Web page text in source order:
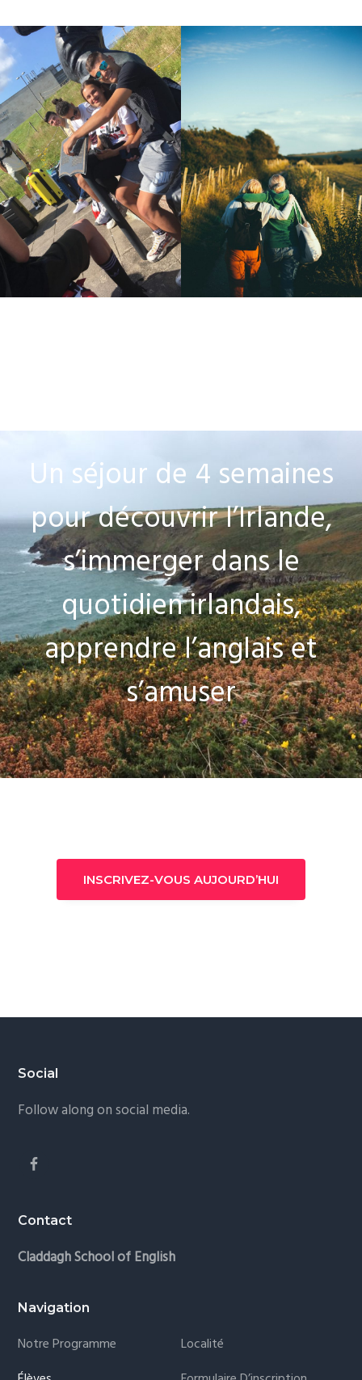
Un séjour de 4 semaines
pour découvrir l’Irlande,
s’immerger dans le
quotidien irlandais,
apprendre l’anglais et
s’amuser
INSCRIVEZ-VOUS AUJOURD’HUI
Footer
Social
Follow along on social media.
Contact
Claddagh School of English
Navigation
Notre Programme
Localité